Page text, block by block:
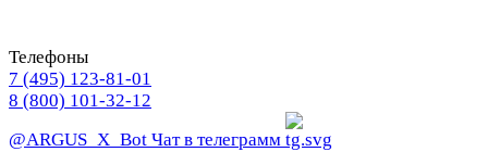
Телефоны
7 (495) 123-81-01
8 (800) 101-32-12
@ARGUS_X_Bot Чат в телеграмм